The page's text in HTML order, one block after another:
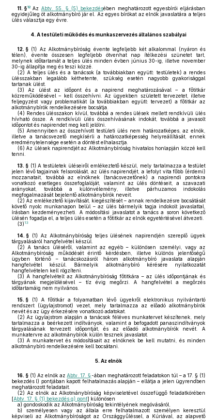
11. §12 Az Abtv. 55. § (5) bekezdésében meghatározott egyesbírói eljárásban
egyidejűleg öt alkotmánybíró jár el. Az egyes bírókat az elnök javaslatára a teljes
ülés választja egy évre.
4. A testületi működés és munkaszervezés általános szabályai
12. § (1) Az Alkotmánybíróság évente legfeljebb két alkalommal (nyáron és
télen), évente összesen legfeljebb ötvenhat nap ítélkezési szünetet tart,
melynek időtartamát a teljes ülés minden évben június 30-ig, illetve november
30-ig állapítja meg és teszi közzé.
(2) A teljes ülés és a tanácsok (a továbbiakban együtt: testületek) a rendes
ülésszakban legalább kéthetente, szükség esetén nagyobb gyakorisággal
tartanak ülést.
(3) Az ülést az időpont és a napirend meghatározásával – a főtitkár
közreműködésével – kell összehívni. Az ügyekben született tervezetet, illetve
feljegyzést vagy problematikát (a továbbiakban együtt: tervezet) a főtitkár az
alkotmánybírók rendelkezésére bocsátja.
(4) Rendes ülésszakon kívül, továbbá a rendes ülések mellett rendkívüli ülés
hívható össze. A rendkívüli ülés összehívásának indokát, továbbá a javasolt
időpontot és napirendet meg kell jelölni.
(5) Amennyiben az összehívott testületi ülés nem határozatképes, az elnök,
illetve a tanácsvezető megkísérli a határozatképesség helyreállítását, ennek
eredménytelensége esetén a döntést elhalasztja.
(6) Az ülések napirendjét az Alkotmánybíróság hivatalos honlapján közzé kell
tenni.
13. § (1) A testületek üléseiről emlékeztető készül, mely tartalmazza a testület
jelen lévő tagjainak felsorolását, az ülés napirendjét, a lefolyt vita főbb (érdemi)
mozzanatait, továbbá az elnöknek (tanácsvezetőnek) a napirendi pontokra
vonatkozó esetleges összefoglalóját, valamint az ülés döntéseit, a szavazati
arányokat, továbbá a különvélemény, illetve párhuzamos indokolás
megfogalmazását bejelentő alkotmánybírók neveit.
(2) Az emlékeztető kijavítását, kiegészítését – annak rendelkezésre bocsátását
követő nyolc munkanapon belül – az ülés bármelyik tagja indokolt javaslattal,
írásban kezdeményezheti. A módosítási javaslatot a tanács a soron következő
ülésén fogadja el, a teljes ülés esetén a főtitkár az elnök egyetértésével átvezeti.
(3) 13
14. § (1) Az Alkotmánybíróság teljes ülésének napirendjén szereplő ügyek
tárgyalásáról hangfelvétel készül.
(2) A tanács üléséről, valamint az egyéb – különösen személyi, vagy az
Alkotmánybíróság működését érintő kérdésben, illetve különös jelentőségű
ügyben történő – tanácskozásról három alkotmánybíró javaslata alapján
hangfelvétel készül. Bármelyik alkotmánybíró kérésére nyilatkozatát
hangfelvételen kell rögzíteni.
(3) A hangfelvételt az Alkotmánybíróság főtitkára – az ülés időpontjának és
tárgyának megjelölésével – tíz évig megőrzi. A hangfelvétel a megőrzés
időtartamáig nem nyilvános.
15. § (1) A főtitkár a folyamatban lévő ügyekről elektronikus nyilvántartó
rendszert (ügylajstromot) vezet, mely tartalmazza az előadó alkotmánybírók
nevét és az ügy érkezésére vonatkozó adatokat.
(2) Az ügylajstrom alapján a tanácsok féléves munkatervet készítenek, mely
tartalmazza a beérkezett indítványok, valamint a befogadott panaszindítványok
tárgyalásának tervezett időpontját, és az előadó alkotmánybírók nevét. A
munkatervre az alkotmánybírók külön tesznek javaslatot.
(3) A munkatervet és módosításait az elnöknek be kell mutatni, és minden
alkotmánybíró rendelkezésére kell bocsátani.
5. Az elnök
16. § (1) Az elnök azAbtv. 17. §-ában meghatározott feladatokon túl – a 17. § (1)
bekezdés l) pontjában kapott felhatalmazás alapján – ellátja a jelen ügyrendben
meghatározott feladatait.
(2) Az elnök az Alkotmánybíróság képviseletével összefüggő feladatkörében
[Abtv. 17. § (1) bekezdés g) pont] különösen
a) gondoskodik az Alkotmánybíróság tekintélyének megóvásáról,
b) személyesen vagy az általa erre felhatalmazott személyen keresztül
képviseli az Alkotmánybíróságot az Országgyűléssel, a Kúriával, az alapvető